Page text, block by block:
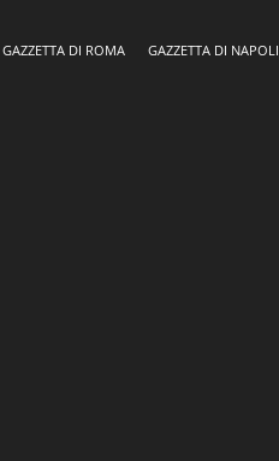
GAZZETTA DI ROMA GAZZETTA DI NAPOLI